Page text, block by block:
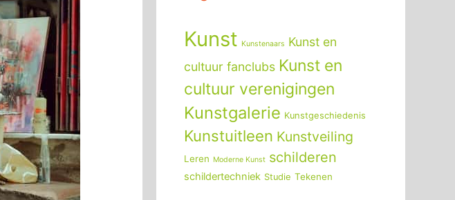
Kunst Kunstenaars Kunst en
cultuur fanclubs Kunst en
cultuur verenigingen
Kunstgalerie Kunstgeschiedenis
Kunstuitleen Kunstveiling
Leren Moderne Kunst schilderen
schildertechniek Studie Tekenen